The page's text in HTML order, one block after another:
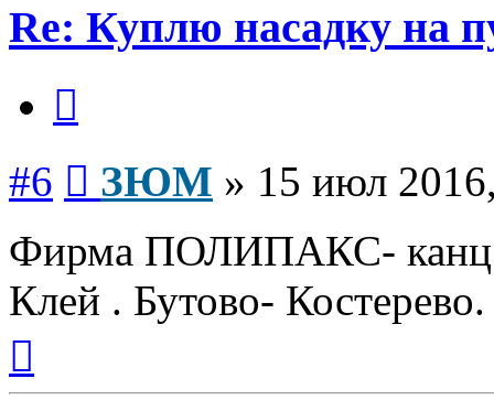
Re: Куплю насадку на
#6 ЗЮМ » 15 июл
Фирма ПОЛИПАКС- канц
Клей . Бутово-
началу